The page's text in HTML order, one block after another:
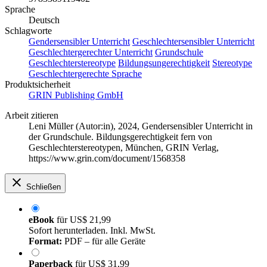
Sprache
Deutsch
Schlagworte
Gendersensibler Unterricht Geschlechtersensibler Unterricht
Geschlechtergerechter Unterricht Grundschule
Geschlechterstereotype Bildungsungerechtigkeit Stereotype
Geschlechtergerechte Sprache
Produktsicherheit
GRIN Publishing GmbH
Arbeit zitieren
Leni Müller (Autor:in), 2024, Gendersensibler Unterricht in
der Grundschule. Bildungsgerechtigkeit fern von
Geschlechterstereotypen, München, GRIN Verlag,
https://www.grin.com/document/1568358
Schließen
eBook fürUS$ 21,99
Sofort herunterladen. Inkl. MwSt.
Format: PDF – für alle Geräte
Paperback fürUS$ 31,99